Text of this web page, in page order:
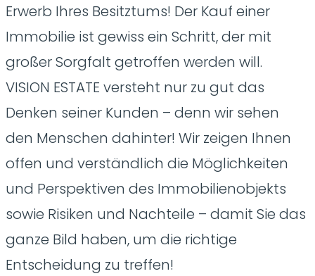
Erwerb Ihres Besitztums! Der Kauf einer
Immobilie ist gewiss ein Schritt, der mit
großer Sorgfalt getroffen werden will.
VISION ESTATE versteht nur zu gut das
Denken seiner Kunden – denn wir sehen
den Menschen dahinter! Wir zeigen Ihnen
offen und verständlich die Möglichkeiten
und Perspektiven des Immobilienobjekts
sowie Risiken und Nachteile – damit Sie das
ganze Bild haben, um die richtige
Entscheidung zu treffen!